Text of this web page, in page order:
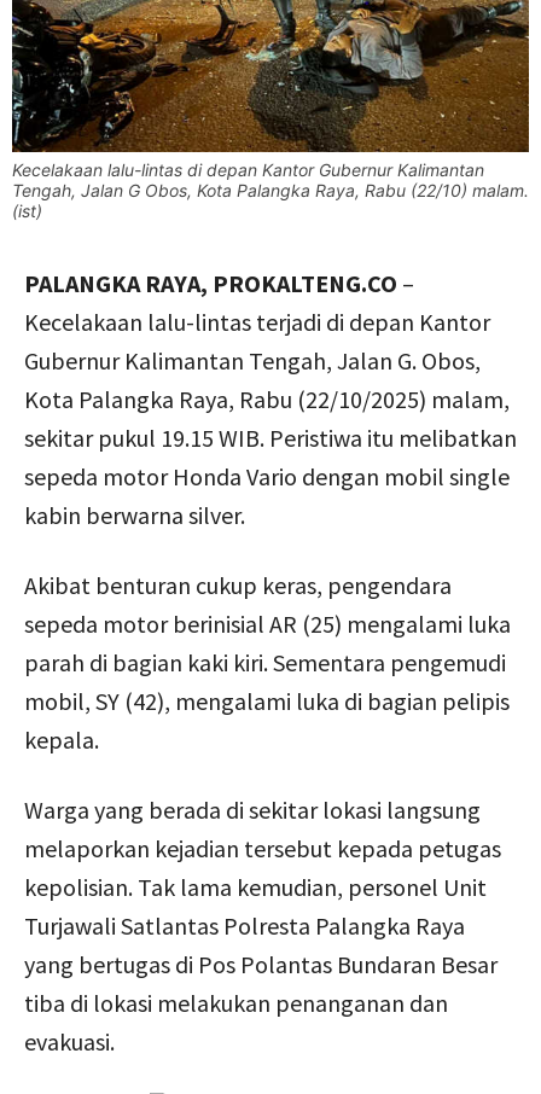
Kecelakaan lalu-lintas di depan Kantor Gubernur Kalimantan
Tengah, Jalan G Obos, Kota Palangka Raya, Rabu (22/10) malam.
(ist)
PALANGKA RAYA, PROKALTENG.CO –
Kecelakaan lalu-lintas terjadi di depan Kantor
Gubernur Kalimantan Tengah, Jalan G. Obos,
Kota Palangka Raya, Rabu (22/10/2025) malam,
sekitar pukul 19.15 WIB. Peristiwa itu melibatkan
sepeda motor Honda Vario dengan mobil single
kabin berwarna silver.
Akibat benturan cukup keras, pengendara
sepeda motor berinisial AR (25) mengalami luka
parah di bagian kaki kiri. Sementara pengemudi
mobil, SY (42), mengalami luka di bagian pelipis
kepala.
Warga yang berada di sekitar lokasi langsung
melaporkan kejadian tersebut kepada petugas
kepolisian. Tak lama kemudian, personel Unit
Turjawali Satlantas Polresta Palangka Raya
yang bertugas di Pos Polantas Bundaran Besar
tiba di lokasi melakukan penanganan dan
evakuasi.